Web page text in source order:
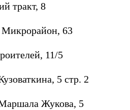
тракт, 8
63
11/5
5 стр. 2
Жукова, 5